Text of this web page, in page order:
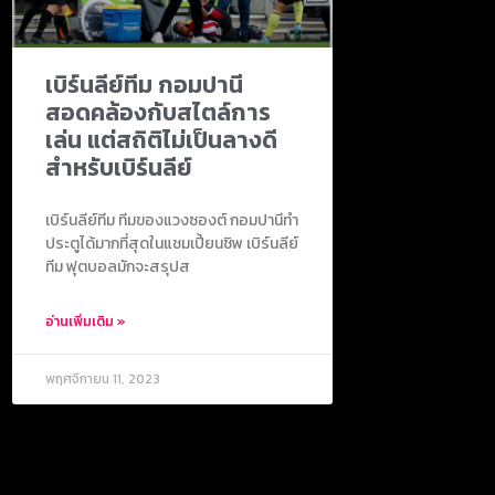
เบิร์นลีย์ทีม กอมปานี
สอดคล้องกับสไตล์การ
เล่น แต่สถิติไม่เป็นลางดี
สำหรับเบิร์นลีย์
เบิร์นลีย์ทีม ทีมของแวงซองต์ กอมปานีทำ
ประตูได้มากที่สุดในแชมเปี้ยนชิพ เบิร์นลีย์
ทีม ฟุตบอลมักจะสรุปส
อ่านเพิ่มเติม »
พฤศจิกายน 11, 2023